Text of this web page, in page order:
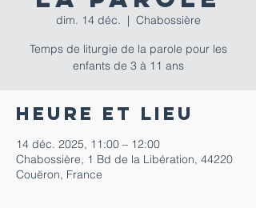
dim. 14 déc.
  |
Chabossière
Temps de liturgie de la parole pour les
enfants de 3 à 11 ans
Heure et lieu
14 déc. 2025, 11:00 – 12:00
Chabossière, 1 Bd de la Libération, 44220
Couëron, France